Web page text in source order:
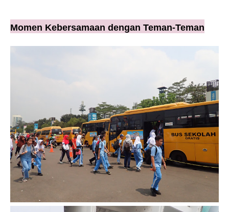
Momen Kebersamaan dengan Teman-Teman